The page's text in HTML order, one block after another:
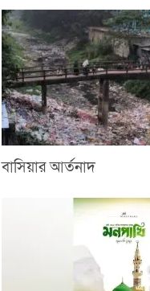
বাসিয়ার আর্তনাদ